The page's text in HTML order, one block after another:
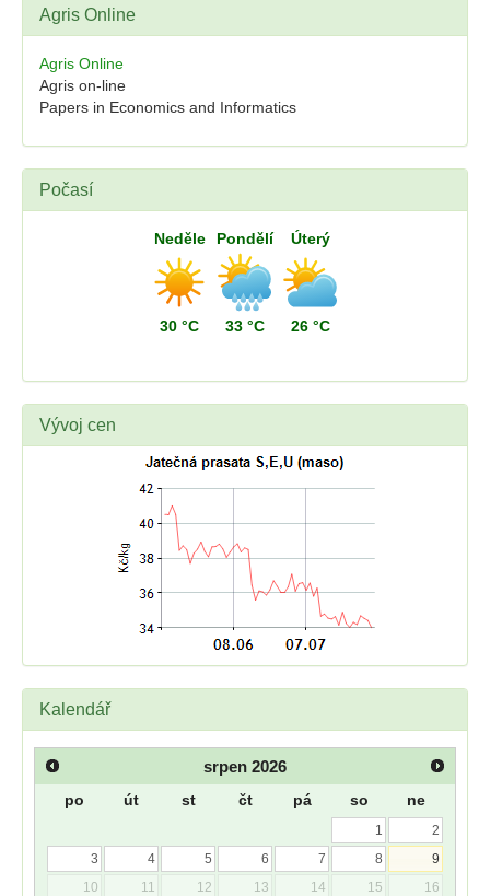
Agris Online
Agris Online
Agris on-line
Papers in Economics and Informatics
Počasí
Neděle
30 °C
Pondělí
33 °C
Úterý
26 °C
Vývoj cen
Kalendář
srpen 2026
po út st čt pá so ne
1
2
3
4 5 6 7 8
9
10
11 12 13 14 15
16